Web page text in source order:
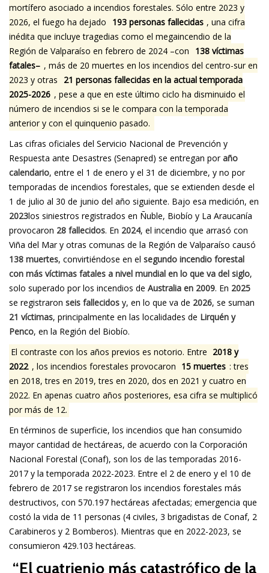
mortífero asociado a incendios forestales. Sólo entre 2023 y
2026, el fuego ha dejado
193 personas fallecidas , una cifra
inédita que incluye tragedias como el megaincendio de la
Región de Valparaíso en febrero de 2024 –con
138 víctimas
fatales– , más de 20 muertes en los incendios del centro-sur en
2023 y otras
21 personas fallecidas en la actual temporada
2025-2026 , pese a que en este último ciclo ha disminuido el
número de incendios si se le compara con la temporada
anterior y con el quinquenio pasado.
Las cifras oficiales del Servicio Nacional de Prevención y
Respuesta ante Desastres (Senapred) se entregan poraño
calendario, entre el 1 de enero y el 31 de diciembre, y no por
temporadas de incendios forestales, que se extienden desde el
1 de julio al 30 de junio del año siguiente. Bajo esa medición, en
2023los siniestros registrados en Ñuble, Biobío y La Araucanía
provocaron 28 fallecidos. En 2024, el incendio que arrasó con
Viña del Mar y otras comunas de la Región de Valparaíso causó
138 muertes, convirtiéndose en el segundo incendio forestal
con más víctimas fatales a nivel mundial en lo que va del siglo,
solo superado por los incendios de Australia en 2009. En 2025
se registraron seis fallecidos y, en lo que va de 2026, se suman
21 víctimas, principalmente en las localidades de Lirquén y
Penco, en la Región del Biobío.
El contraste con los años previos es notorio. Entre 2018 y
2022 , los incendios forestales provocaron 15 muertes : tres
en 2018, tres en 2019, tres en 2020, dos en 2021 y cuatro en
2022. En apenas cuatro años posteriores, esa cifra se multiplicó
por más de 12.
En términos de superficie, los incendios que han consumido
mayor cantidad de hectáreas, de acuerdo con la Corporación
Nacional Forestal (Conaf), son los de las temporadas 2016-
2017 y la temporada 2022-2023. Entre el 2 de enero y el 10 de
febrero de 2017 se registraron los incendios forestales más
destructivos, con 570.197 hectáreas afectadas; emergencia que
costó la vida de 11 personas (4 civiles, 3 brigadistas de Conaf, 2
Carabineros y 2 Bomberos). Mientras que en 2022-2023, se
consumieron 429.103 hectáreas.
“El cuatrienio más catastrófico de la